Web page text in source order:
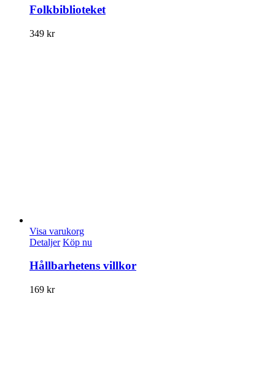
Folkbiblioteket
349 kr
Visa varukorg
Detaljer Köp nu
Hållbarhetens villkor
169 kr